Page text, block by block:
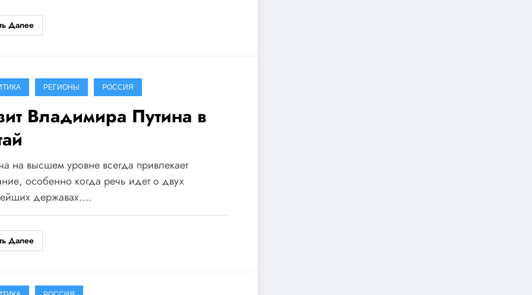
Далее
РЕГИОНЫ РОССИЯ
Владимира Путина в
на высшем уровне всегда привлекает
особенно когда речь идет о двух
державах.…
Далее